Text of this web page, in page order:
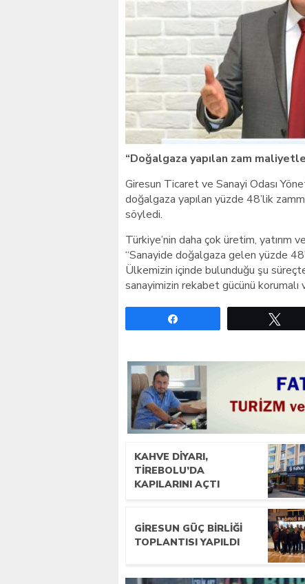
Giresunlu sürücü
“Doğalgaza yapılan zam
Giresun Ticaret ve Sanayi Odası
doğalgaza yapılan yüzde 48’lik
söyledi.
Türkiye’nin daha çok üretim, yatırım
“Sanayide doğalgaza gelen yüzde
Ülkemizin içinde bulunduğu şu
sanayimizin rekabet gücünü korumalı
KAHVE DIYARI,
TIREBOLU’DA
KAPILARINI AÇTI
GIRESUN GÜÇ BIRLIĞI
TOPLANTISI YAPILDI